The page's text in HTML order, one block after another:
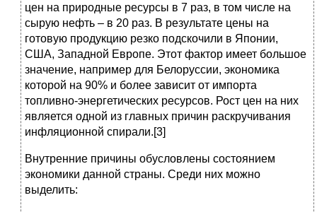
цен на природные ресурсы в 7 раз, в том числе на
сырую нефть – в 20 раз. В результате цены на
готовую продукцию резко подскочили в Японии,
США, Западной Европе. Этот фактор имеет большое
значение, например для Белоруссии, экономика
которой на 90% и более зависит от импорта
топливно-энергетических ресурсов. Рост цен на них
является одной из главных причин раскручивания
инфляционной спирали.[3]
Внутренние причины обусловлены состоянием
экономики данной страны. Среди них можно
выделить: